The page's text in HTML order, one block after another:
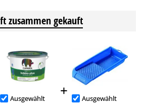
zusammen gekauft
Ausgewählt
Ausgewählt